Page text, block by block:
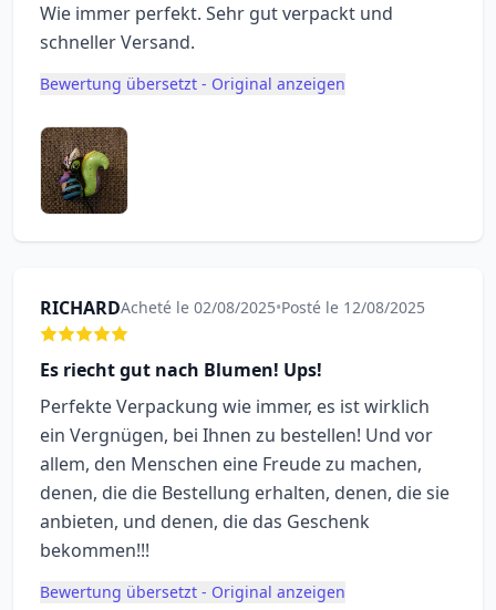
Wie immer perfekt. Sehr gut verpackt und
schneller Versand.
Bewertung übersetzt - Original anzeigen
RICHARDAcheté le 02/08/2025•Posté le 12/08/2025
Es riecht gut nach Blumen! Ups!
Perfekte Verpackung wie immer, es ist wirklich
ein Vergnügen, bei Ihnen zu bestellen! Und vor
allem, den Menschen eine Freude zu machen,
denen, die die Bestellung erhalten, denen, die sie
anbieten, und denen, die das Geschenk
bekommen!!!
Bewertung übersetzt - Original anzeigen